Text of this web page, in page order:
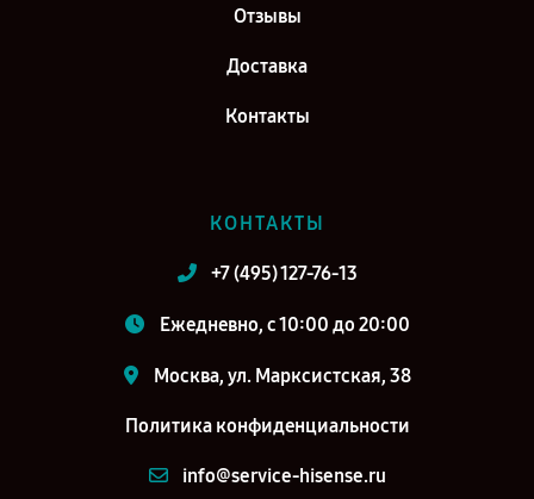
Отзывы
Доставка
Контакты
КОНТАКТЫ
+7 (495) 127-76-13
Ежедневно, с 10:00 до 20:00
Москва, ул. Марксистская, 38
Политика конфиденциальности
info@service-hisense.ru